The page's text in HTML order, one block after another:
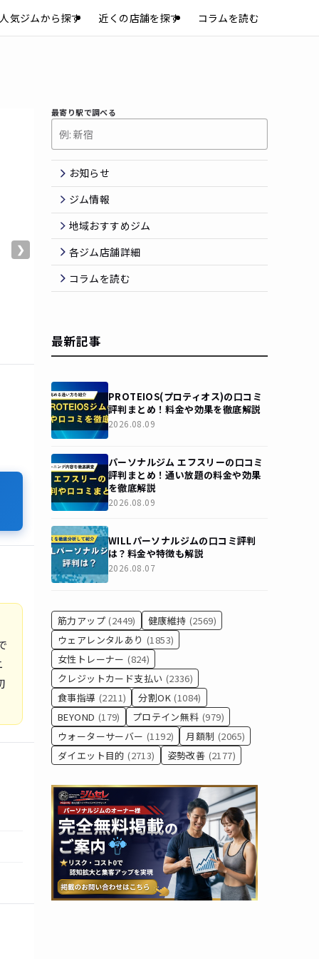
人気ジムから探す 近くの店舗を探す コラムを読む
❯
最寄り駅で調べる
お知らせ
ジム情報
地域おすすめジム
各ジム店舗詳細
コラムを読む
最新記事
PROTEIOS(プロティオス)の口コミ
評判まとめ！料金や効果を徹底解説
2026.08.09
パーソナルジム エフスリーの口コミ
評判まとめ！通い放題の料金や効果
を徹底解説
2026.08.09
WILLパーソナルジムの口コミ評判
は？料金や特徴も解説
2026.08.07
筋力アップ (2449) 健康維持 (2569)
ウェアレンタルあり (1853)
女性トレーナー (824)
クレジットカード支払い (2336)
食事指導 (2211) 分割OK (1084)
BEYOND (179) プロテイン無料 (979)
ウォーターサーバー (1192) 月額制 (2065)
ダイエット目的 (2713) 姿勢改善 (2177)